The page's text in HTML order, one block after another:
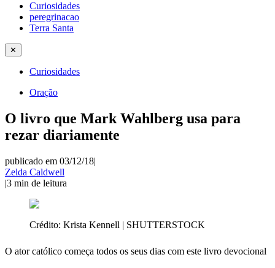
Curiosidades
peregrinacao
Terra Santa
✕
Curiosidades
Oração
O livro que Mark Wahlberg usa para
rezar diariamente
publicado em 03/12/18|
Zelda Caldwell
|3 min de leitura
Crédito: Krista Kennell | SHUTTERSTOCK
O ator católico começa todos os seus dias com este livro devocional